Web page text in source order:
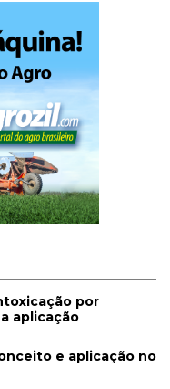
por
aplicação
e aplicação no